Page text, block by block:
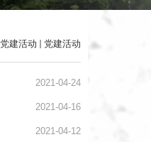
党建活动 党建活动
2021-04-24
2021-04-16
2021-04-12